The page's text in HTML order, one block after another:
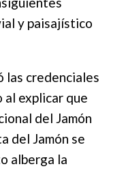
y paisajístico
las credenciales
explicar que
del Jamón
del Jamón se
alberga la